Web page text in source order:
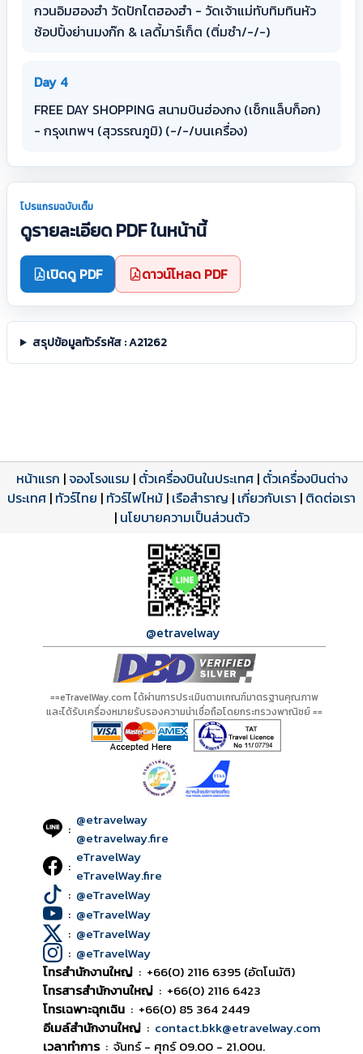
กวนอิมฮองฮำ วัดปักไตฮองฮำ - วัดเจ้าแม่ทับทิมทินหัว
ช้อปปิ้งย่านมงก๊ก & เลดี้มาร์เก็ต (ติ่มซำ/-/-)
Day 4
FREE DAY SHOPPING สนามบินฮ่องกง (เช็กแล็บก็อก)
- กรุงเทพฯ (สุวรรณภูมิ) (-/-/บนเครื่อง)
โปรแกรมฉบับเต็ม
ดูรายละเอียด PDF ในหน้านี้
เปิดดู PDF ดาวน์โหลด PDF
สรุปข้อมูลทัวร์รหัส : A21262
โปรแกรมทัวร์
ดาวน์โหลด PDF
รีวิวลูกค้าจริง
รีวิวจาก eTravelWay
เปิดหน้าเต็ม
ใบอนุญาตนำเที่ยว
เลขที่ 11/11450
เปิดหน้าเต็ม
หน้าแรก |จองโรงแรม | ตั๋วเครื่องบินในประเทศ| ตั๋วเครื่องบินต่าง
ประเทศ | ทัวร์ไทย | ทัวร์ไฟไหม้ | เรือสำราญ | เกี่ยวกับเรา | ติดต่อเรา
| นโยบายความเป็นส่วนตัว
@etravelway
==eTravelWay.com ได้ผ่านการประเมินตามเกณฑ์มาตรฐานคุณภาพ
และได้รับเครื่องหมายรับรองความน่าเชื่อถือโดยกระทรวงพาณิชย์ ==
: @etravelway
@etravelway.fire
: eTravelWay
eTravelWay.fire
: @eTravelWay
: @eTravelWay
: @eTravelWay
: @eTravelWay
โทรสำนักงานใหญ่ : +66(0) 2116 6395 (อัตโนมัติ)
โทรสารสำนักงานใหญ่ : +66(0) 2116 6423
โทรเฉพาะฉุกเฉิน : +66(0) 85 364 2449
อีเมล์สำนักงานใหญ่ : contact.bkk@etravelway.com
เวลาทำการ : จันทร์ - ศุกร์ 09.00 - 21.00น.